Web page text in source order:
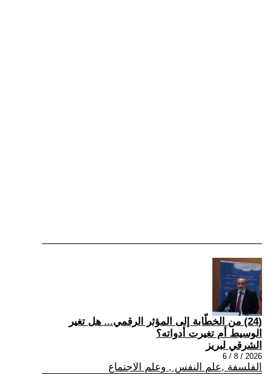
(24) من الخطّابة إلى المؤثر الرقمي... هل تغير
الوسيط أم تغيرت أدواته؟
الشرقي لبريز
2026 / 8 / 6
الفلسفة ,علم النفس , وعلم الاجتماع